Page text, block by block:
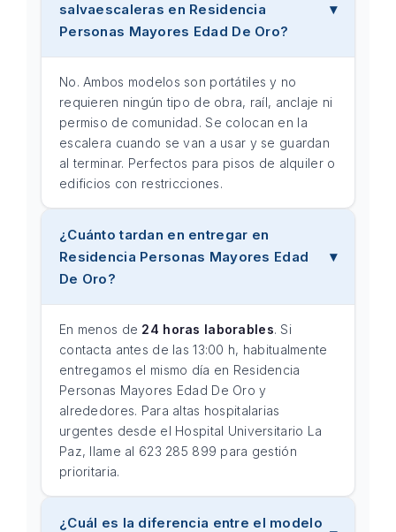
salvaescaleras en Residencia
Personas Mayores Edad De Oro?
No. Ambos modelos son portátiles y no
requieren ningún tipo de obra, raíl, anclaje ni
permiso de comunidad. Se colocan en la
escalera cuando se van a usar y se guardan
al terminar. Perfectos para pisos de alquiler o
edificios con restricciones.
¿Cuánto tardan en entregar en
Residencia Personas Mayores Edad
De Oro?
En menos de 24 horas laborables. Si
contacta antes de las 13:00 h, habitualmente
entregamos el mismo día en Residencia
Personas Mayores Edad De Oro y
alrededores. Para altas hospitalarias
urgentes desde el Hospital Universitario La
Paz, llame al 623 285 899 para gestión
prioritaria.
¿Cuál es la diferencia entre el modelo